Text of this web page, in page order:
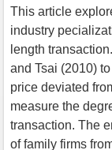
This article
industry
length
and Tsai (2010)
price deviated
measure the
transaction. The
of family firms